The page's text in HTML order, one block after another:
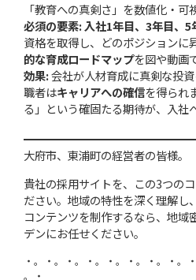
「教育への真剣さ」を数値化・可
必須の要素:入社1年目、3年目、5
資格を取得し、どのポジションに
的な育成ロードマップを図や動画
効果:会社が人材育成に真剣な投
職者はキャリアへの確信を得られ
る」という確固たる期待が、入社
大府市、東浦町の経営者の皆様。
貴社の採用サイトを、この3つの
ださい。地域の特性を深く理解し
コンテンツを制作するなら、地域
デンにお任せください。
・。・。・。・。・。・。・。・。
。・